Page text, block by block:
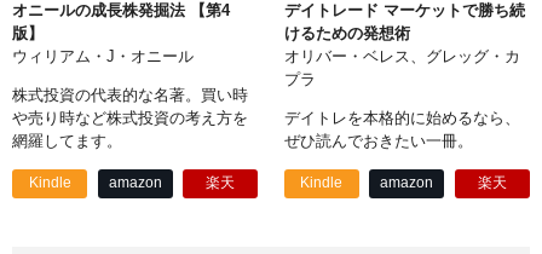
オニールの成長株発掘法 【第4
版】
ウィリアム・J・オニール
株式投資の代表的な名著。買い時
や売り時など株式投資の考え方を
網羅してます。
Kindle amazon 楽天
デイトレード マーケットで勝ち続
けるための発想術
オリバー・ベレス、グレッグ・カ
プラ
デイトレを本格的に始めるなら、
ぜひ読んでおきたい一冊。
Kindle amazon 楽天